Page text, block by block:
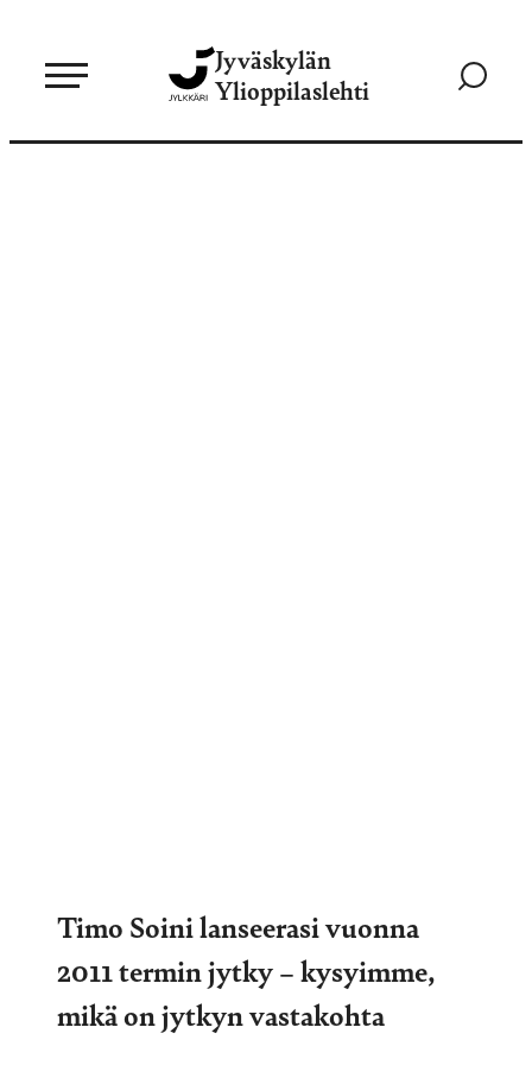
sisältöön
Jyväskylän
Ylioppilaslehti
Siirry
Timo Soini lanseerasi vuonna
2011 termin jytky – kysyimme,
mikä on jytkyn vastakohta